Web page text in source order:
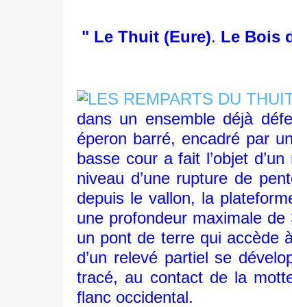
" Le Thuit (Eure). Le Bois
dans un ensemble déjà
éperon barré, encadré par
basse cour a fait l’objet
niveau d’une rupture de
depuis le vallon, la
une profondeur maximale
un pont de terre qui accède
d’un relevé partiel se
tracé, au contact de la
flanc occidental.